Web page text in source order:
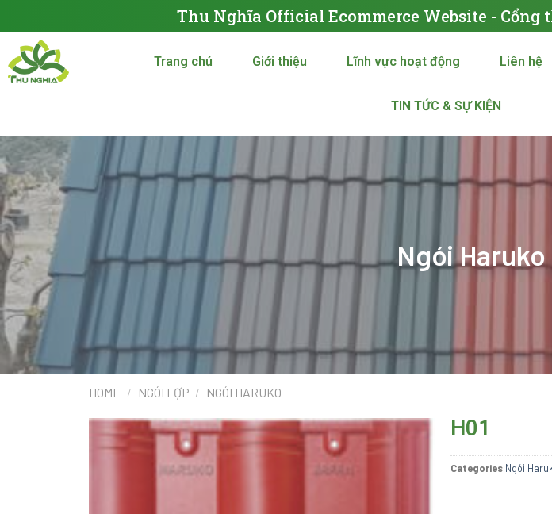
Thu Nghĩa Official Ecommerce Website -
Trang chủ Giới thiệu Lĩnh vực hoạt động Liên hệ
TIN TỨC & SỰ KIỆN
Ngói Haruko
HOME / NGÓI LỢP / NGÓI HARUKO
H01
Categories Ngói